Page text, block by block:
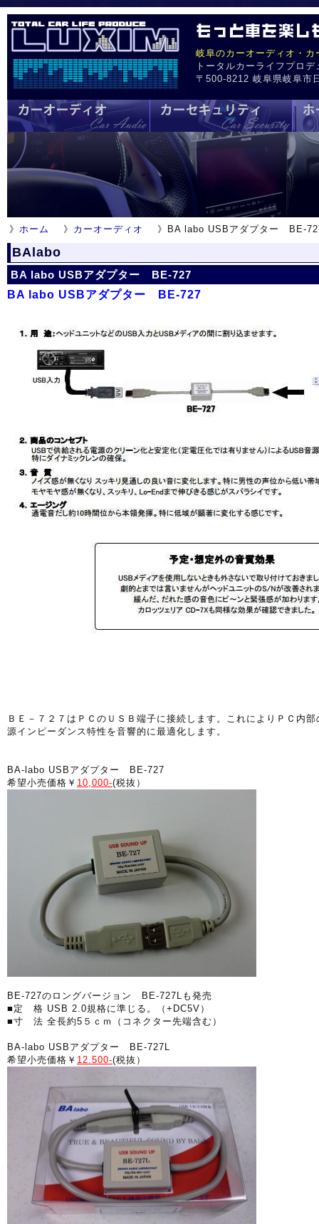
岐阜のカーオーディオ・
トータルカーライフプロ
〒500-8212 岐阜県岐阜
》 ホーム 》 カーオーディオ 》BA labo USBアダプター BE-
BAlabo
BA labo USBアダプター BE-727
BA labo USBアダプター BE-727
ＢＥ－７２７はＰＣのＵＳＢ端子に接続します。これによりＰＣ内
源インピーダンス特性を音響的に最適化します。
BA-labo USBアダプター BE-727
希望小売価格￥ 10,000-(税抜）
BE-727のロングバージョン BE-727Lも発売
■定 格 USB 2.0規格に準じる。（+DC5V）
■寸 法 全長約5５ｃｍ（コネクター先端含む）
BA-labo USBアダプター BE-727L
希望小売価格￥ 12.500-(税抜）